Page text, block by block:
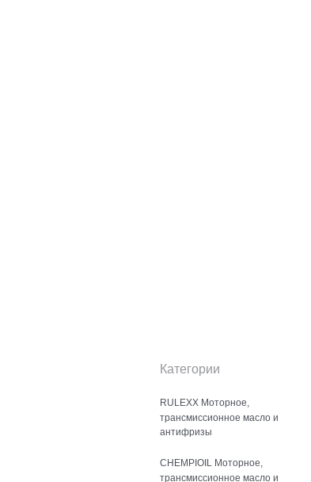
Категории
RULEXX Моторное,
трансмиссионное масло и
антифризы
CHEMPIOIL Моторное,
трансмиссионное масло и